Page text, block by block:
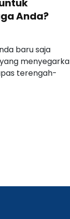
Anda?
baru saja
terengah-